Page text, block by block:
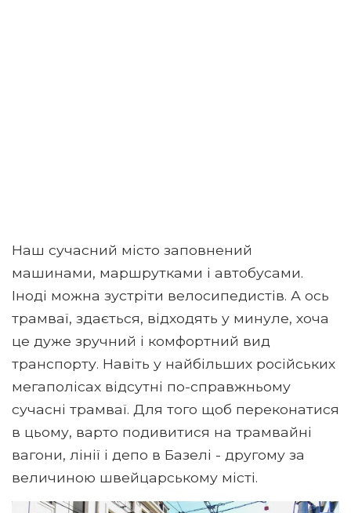
Наш сучасний місто заповнений
машинами, маршрутками і автобусами.
Іноді можна зустріти велосипедистів. А ось
трамваї, здається, відходять у минуле, хоча
це дуже зручний і комфортний вид
транспорту. Навіть у найбільших російських
мегаполісах відсутні по-справжньому
сучасні трамваї. Для того щоб переконатися
в цьому, варто подивитися на трамвайні
вагони, лінії і депо в Базелі - другому за
величиною швейцарському місті.